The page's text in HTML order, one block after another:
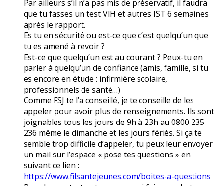
Par ailleurs s’il n’a pas mis de préservatif, il faudra
que tu fasses un test VIH et autres IST 6 semaines
après le rapport.
Es tu en sécurité ou est-ce que c’est quelqu’un que
tu es amené à revoir ?
Est-ce que quelqu’un est au courant ? Peux-tu en
parler à quelqu’un de confiance (amis, famille, si tu
es encore en étude : infirmière scolaire,
professionnels de santé…)
Comme FSJ te l’a conseillé, je te conseille de les
appeler pour avoir plus de renseignements. Ils sont
joignables tous les jours de 9h à 23h au 0800 235
236 même le dimanche et les jours fériés. Si ça te
semble trop difficile d’appeler, tu peux leur envoyer
un mail sur l’espace « pose tes questions » en
suivant ce lien :
https://www.filsantejeunes.com/boites-a-questions